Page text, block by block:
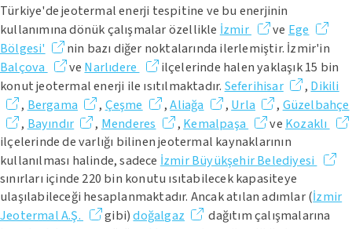
Türkiye'de jeotermal enerji tespitine ve bu enerjinin
kullanımına dönük çalışmalar özellikle İzmir ve Ege
Bölgesi'
nin bazı diğer noktalarında ilerlemiştir. İzmir'in
Balçova
ve Narlıdere
ilçelerinde halen yaklaşık 15 bin
konut jeotermal enerji ile ısıtılmaktadır. Seferihisar , Dikili
, Bergama , Çeşme ,Aliağa , Urla , Güzelbahçe
, Bayındır , Menderes , Kemalpaşa ve Kozaklı
ilçelerinde de varlığı bilinen jeotermal kaynaklarının
kullanılması halinde, sadece İzmir Büyükşehir Belediyesi
sınırları içinde 220 bin konutu ısıtabilecek kapasiteye
ulaşılabileceği hesaplanmaktadır. Ancak atılan adımlar (İzmir
Jeotermal A.Ş.
gibi)doğalgaz
dağıtım çalışmalarına